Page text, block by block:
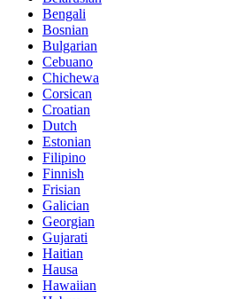
Bengali
Bosnian
Bulgarian
Cebuano
Chichewa
Corsican
Croatian
Dutch
Estonian
Filipino
Finnish
Frisian
Galician
Georgian
Gujarati
Haitian
Hausa
Hawaiian